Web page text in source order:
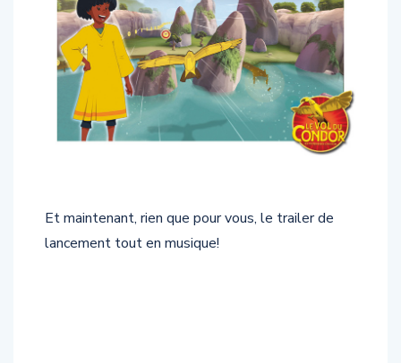
Et maintenant, rien que pour vous, le trailer de
lancement tout en musique!